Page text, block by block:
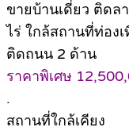
ขายบ้านเดี่ยว ติดล
ไร่ ใกล้สถานที่ท่อง
ติดถนน 2 ด้าน
ราคาพิเศษ
.
สถานที่ใกล้เคียง